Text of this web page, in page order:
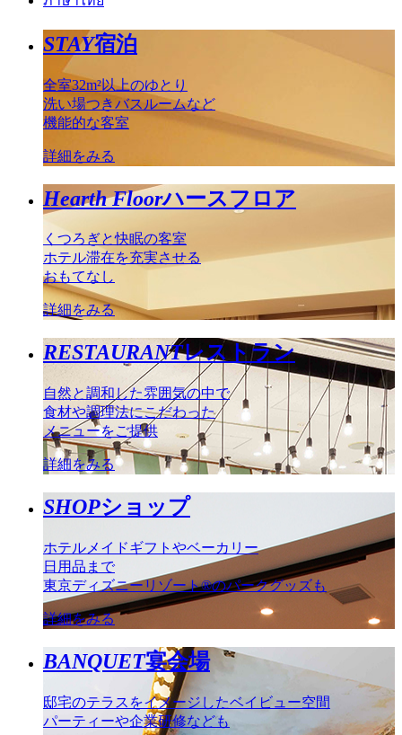
STAY宿泊
全室32m²以上のゆとり
洗い場つきバスルームなど
機能的な客室
詳細をみる
Hearth Floorハースフロア
くつろぎと快眠の客室
ホテル滞在を充実させる
おもてなし
詳細をみる
RESTAURANTレストラン
自然と調和した雰囲気の中で
食材や調理法にこだわった
メニューをご提供
詳細をみる
SHOPショップ
ホテルメイドギフトやベーカリー
日用品まで
東京ディズニーリゾート®のパークグッズも
詳細をみる
BANQUET宴会場
邸宅のテラスをイメージしたベイビュー空間
パーティーや企業研修なども